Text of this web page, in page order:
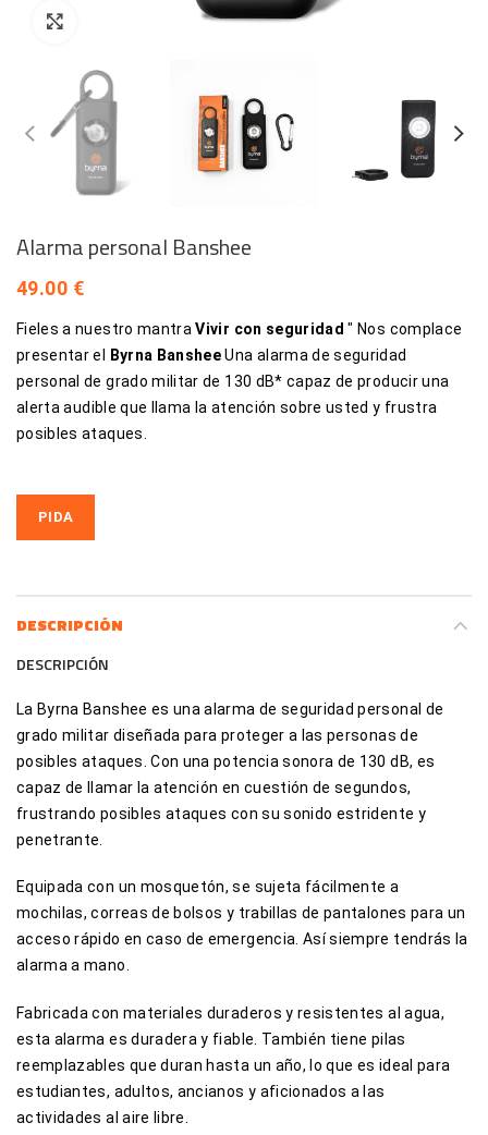
Haga clic para ampliar
Alarma personal Banshee
€
Fieles a nuestro mantraVivir con seguridad " Nos complace
presentar el
Byrna BansheeUna alarma de seguridad
personal de grado militar de 130 dB* capaz de producir una
alerta audible que llama la atención sobre usted y frustra
posibles ataques.
DESCRIPCIÓN
DESCRIPCIÓN
La Byrna Banshee es una alarma de seguridad personal de
grado militar diseñada para proteger a las personas de
posibles ataques. Con una potencia sonora de 130 dB, es
capaz de llamar la atención en cuestión de segundos,
frustrando posibles ataques con su sonido estridente y
penetrante.
Equipada con un mosquetón, se sujeta fácilmente a
mochilas, correas de bolsos y trabillas de pantalones para un
acceso rápido en caso de emergencia. Así siempre tendrás la
alarma a mano.
Fabricada con materiales duraderos y resistentes al agua,
esta alarma es duradera y fiable. También tiene pilas
reemplazables que duran hasta un año, lo que es ideal para
estudiantes, adultos, ancianos y aficionados a las
actividades al aire libre.